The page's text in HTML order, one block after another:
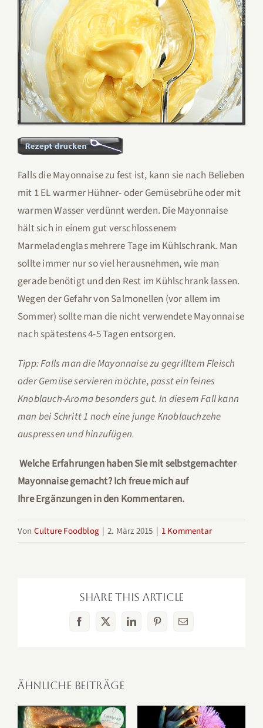
Falls die Mayonnaise zu fest ist, kann sie nach Belieben
mit 1 EL warmer Hühner- oder Gemüsebrühe oder mit
warmen Wasser verdünnt werden. Die Mayonnaise
hält sich in einem gut verschlossenem
Marmeladenglas mehrere Tage im Kühlschrank. Man
sollte immer nur so viel herausnehmen, wie man
gerade benötigt und den Rest im Kühlschrank lassen.
Wegen der Gefahr von Salmonellen (vor allem im
Sommer) sollte man die nicht verwendete Mayonnaise
nach spätestens 4-5 Tagen entsorgen.
Tipp: Falls man die Mayonnaise zu gegrilltem Fleisch
oder Gemüse servieren möchte, passt ein feines
Knoblauch-Aroma besonders gut. In diesem Fall kann
man bei Schritt 1 noch eine junge Knoblauchzehe
auspressen und hinzufügen.
Welche Erfahrungen haben Sie mit selbstgemachter
Mayonnaise gemacht? Ich freue mich auf
Ihre Ergänzungen in den Kommentaren.
Von Culture Foodblog | 2. März 2015 | 1 Kommentar
Share This Article
Facebook
X LinkedInPinterest
E-
Ähnliche Beiträge